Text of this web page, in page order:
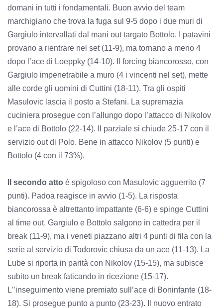
domani in tutti i fondamentali. Buon avvio del team
marchigiano che trova la fuga sul 9-5 dopo i due muri di
Gargiulo intervallati dal mani out targato Bottolo. I patavini
provano a rientrare nel set (11-9), ma tornano a meno 4
dopo l’ace di Loeppky (14-10). Il forcing biancorosso, con
Gargiulo impenetrabile a muro (4 i vincenti nel set), mette
alle corde gli uomini di Cuttini (18-11). Tra gli ospiti
Masulovic lascia il posto a Stefani. La supremazia
cuciniera prosegue con l’allungo dopo l’attacco di Nikolov
e l’ace di Bottolo (22-14). Il parziale si chiude 25-17 con il
servizio out di Polo. Bene in attacco Nikolov (5 punti) e
Bottolo (4 con il 73%).
Il secondo atto è spigoloso con Masulovic agguerrito (7
punti). Padoa reagisce in avvio (1-5). La risposta
biancorossa è altrettanto impattante (6-6) e spinge Cuttini
al time out. Gargiulo e Bottolo salgono in cattedra per il
break (11-9), ma i veneti piazzano altri 4 punti di fila con la
serie al servizio di Todorovic chiusa da un ace (11-13). La
Lube si riporta in parità con Nikolov (15-15), ma subisce
subito un break faticando in ricezione (15-17).
L’’inseguimento viene premiato sull’ace di Boninfante (18-
18). Si prosegue punto a punto (23-23). Il nuovo entrato